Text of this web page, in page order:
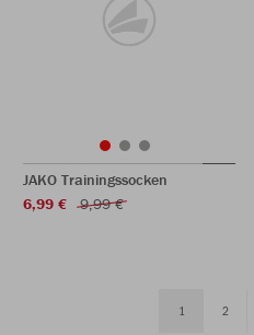
JAKO Trainingssocken
6,99 €
9,99 €
1 2